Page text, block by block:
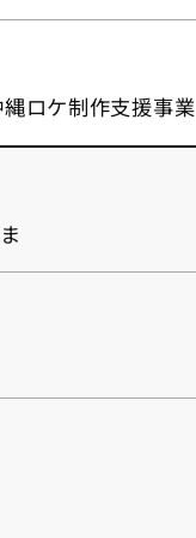
ロケ制作支援事業